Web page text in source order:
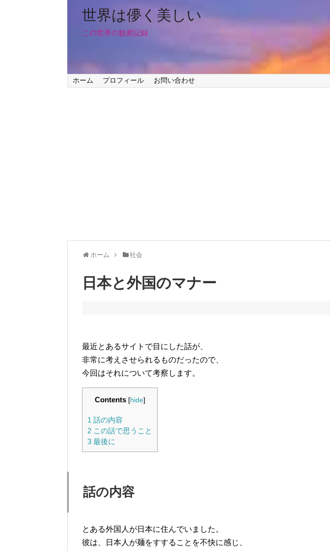
世界は儚く美しい
この世界の観察記録
ホーム プロフィール お問い合わせ
ホーム 社会
日本と外国のマナー
最近とあるサイトで目にした話が、
非常に考えさせられるものだったので、
今回はそれについて考察します。
Contents [hide]
1 話の内容
2 この話で思うこと
3 最後に
話の内容
とある外国人が日本に住んでいました。
彼は、日本人が麺をすすることを不快に感じ、